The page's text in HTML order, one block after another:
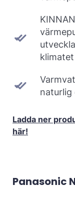
klimatet
naturlig
Ladda ner
här!
Panasonic